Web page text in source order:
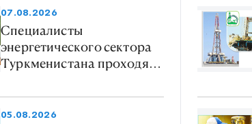
07.08.2026
Специалисты
энергетического сектора
Туркменистана проходят
технологиям в Германии
05.08.2026